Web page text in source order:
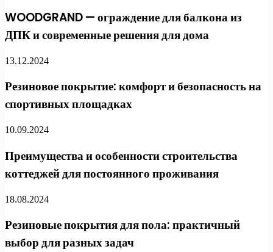
WOODGRAND — ограждение для балкона из
ДПК и современные решения для дома
13.12.2024
Резиновое покрытие: комфорт и безопасность на
спортивных площадках
10.09.2024
Преимущества и особенности строительства
коттеджей для постоянного проживания
18.08.2024
Резиновые покрытия для пола: практичный
выбор для разных задач